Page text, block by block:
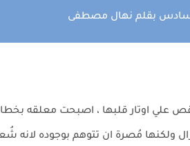
بقلم نهال مصطفى
علي اوتار قلبها ، اصبحت
ولكنها مُصرة ان تتوهم بوجوده لانه